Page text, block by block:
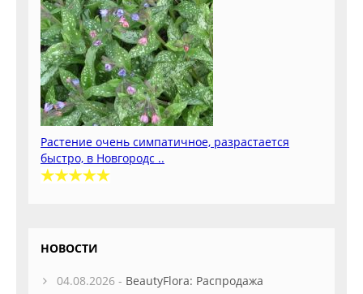
Растение очень симпатичное, разрастается
быстро, в Новгородс ..
НОВОСТИ
04.08.2026 - BeautyFlora: Распродажа